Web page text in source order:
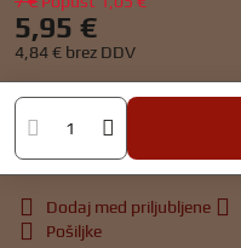
5,95 €
4,84 € brez DDV
Dodaj med priljubljene
Pošiljke